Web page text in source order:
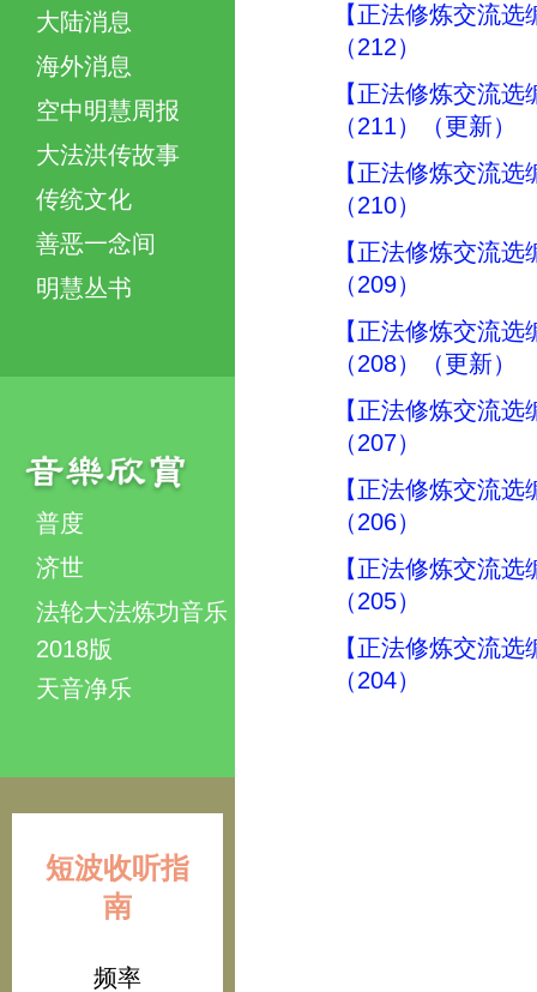
大陆消息
海外消息
空中明慧周报
大法洪传故事
传统文化
善恶一念间
明慧丛书
普度
济世
法轮大法炼功音乐
2018版
天音净乐
短波收听指
南
频率
【正法修炼交流
（212）
【正法修炼交流
（211）（更新）
【正法修炼交流
（210）
【正法修炼交流
（209）
【正法修炼交流
（208）（更新）
【正法修炼交流
（207）
【正法修炼交流
（206）
【正法修炼交流
（205）
【正法修炼交流
（204）